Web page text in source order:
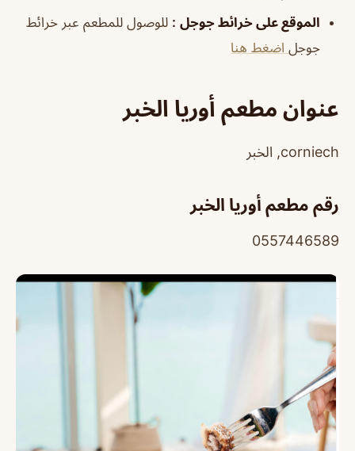
الموقع على خرائط جوجل : للوصول للمطعم عبر خرائط
جوجل اضغط هنا
عنوان مطعم أوريا الخبر
corniech, الخبر
رقم مطعم أوريا الخبر
0557446589